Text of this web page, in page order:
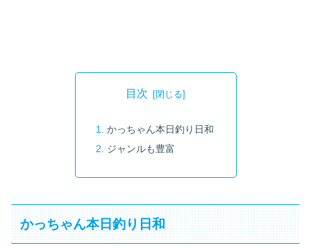
目次
かっちゃん本日釣り日和
ジャンルも豊富
かっちゃん本日釣り日和